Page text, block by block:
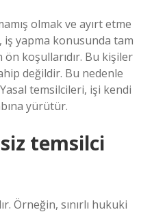
olmak ve ayırt etme
yapma konusunda tam
koşullarıdır. Bu kişiler
değildir. Bu nedenle
temsilcileri, işi kendi
yürütür.
temsilci
Örneğin, sınırlı hukuki